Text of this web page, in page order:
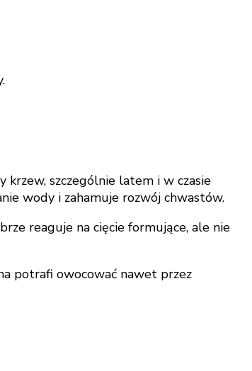
szczególnie latem i w czasie
wody i zahamuje rozwój chwastów.
reaguje na cięcie formujące, ale nie
potrafi owocować nawet przez